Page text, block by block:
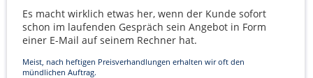
Es macht wirklich etwas her, wenn der Kunde sofort
schon im laufenden Gespräch sein Angebot in Form
einer E-Mail auf seinem Rechner hat.
Meist, nach heftigen Preisverhandlungen erhalten wir oft den
mündlichen Auftrag.